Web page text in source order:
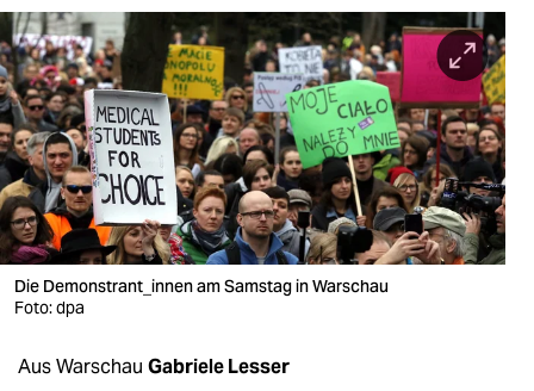
berlin
nord
wahrheit
verlag
verlag
veranstaltungen
fragen & hilfe
Die Demonstrant_innen am Samstag in Warschau
Foto: dpa
Aus Warschau Gabriele Lesser